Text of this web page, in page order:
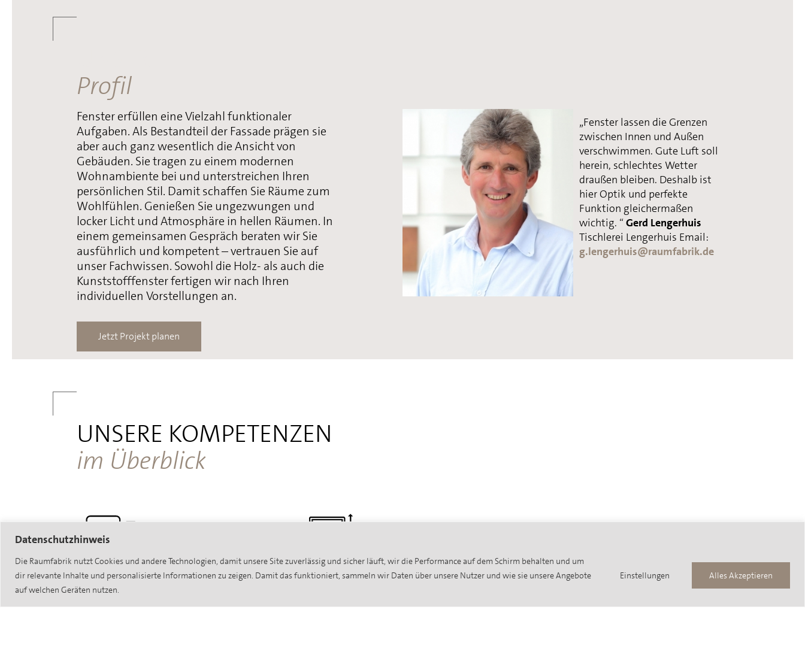
Datenschutzhinweis
Die Raumfabrik nutzt Cookies und andere Technologien, damit unsere Site zuverlässig und sicher läuft, wir die Performance auf dem Schirm behalten und um
dir relevante Inhalte und personalisierte Informationen zu zeigen. Damit das funktioniert, sammeln wir Daten über unsere Nutzer und wie sie unsere Angebote
auf welchen Geräten nutzen.
Einstellungen Alles Akzeptieren
Profil
Fenster erfüllen eine Vielzahl funktionaler
Aufgaben. Als Bestandteil der Fassade prägen sie
aber auch ganz wesentlich die Ansicht von
Gebäuden. Sie tragen zu einem modernen
Wohnambiente bei und unterstreichen Ihren
persönlichen Stil. Damit schaffen Sie Räume zum
Wohlfühlen. Genießen Sie ungezwungen und
locker Licht und Atmosphäre in hellen Räumen. In
einem gemeinsamen Gespräch beraten wir Sie
ausführlich und kompetent – vertrauen Sie auf
unser Fachwissen. Sowohl die Holz- als auch die
Kunststofffenster fertigen wir nach Ihren
individuellen Vorstellungen an.
Jetzt Projekt planen
„Fenster lassen die Grenzen
zwischen Innen und Außen
verschwimmen. Gute Luft soll
herein, schlechtes Wetter
draußen bleiben. Deshalb ist
hier Optik und perfekte
Funktion gleichermaßen
wichtig. “Gerd Lengerhuis
Tischlerei Lengerhuis Email:
g.lengerhuis@raumfabrik.de
UNSERE KOMPETENZEN
im Überblick
Holzfenster
Holzfenster sorgen dank ihres natürlichen
Aussehens und der warmen
Kunststofffenster
ausgefeilten Mehrkammer-Konstruktion